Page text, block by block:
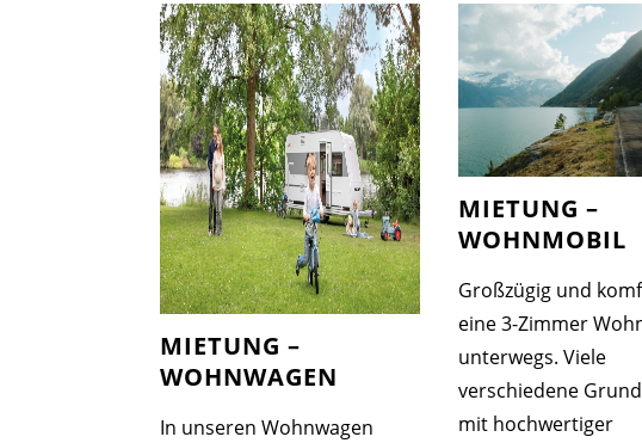
MIETUNG –
WOHNWAGEN
In unseren Wohnwagen
MIETUNG –
WOHNMOBIL
Großzügig und
eine 3-Zimmer
unterwegs. Viele
verschiedene
mit hochwertiger